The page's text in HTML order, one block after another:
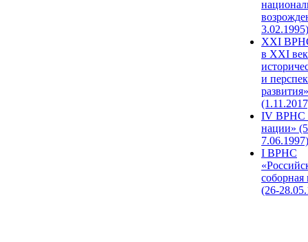
3.02.1995)
XХI
в XXI
и
развития»
IV ВРНС
нации»
7.06.1997)
I ВРНС
(26-